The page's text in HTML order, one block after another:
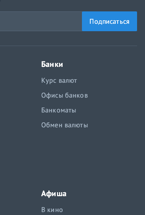
Подписаться
Банки
Курс валют
Офисы банков
Банкоматы
Обмен валюты
Афиша
В кино